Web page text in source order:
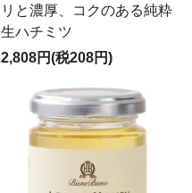
リと濃厚、コクのある純粋
生ハチミツ
2,808円(税208円)